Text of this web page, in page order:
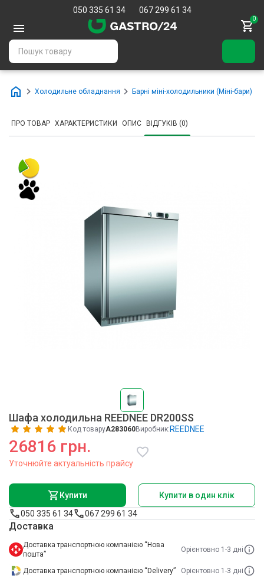
050 335 61 34 067 299 61 34
0
Холодильне обладнання Барні міні-холодильники (Міні-бари)
ПРО ТОВАР ХАРАКТЕРИСТИКИ ОПИС ВІДГУКІВ (0)
Шафа холодильна REEDNEE DR200SS
Код товаруA283060Виробник:REEDNEE
26816 грн.
Уточнюйте актуальність прайсу
Купити
Купити в один клік
050 335 61 34
067 299 61 34
Доставка
Доставка транспортною компанією “Нова
пошта”
Орієнтовно 1-3 дні
Доставка транспортною компанією “Delivery” Орієнтовно 1-3 дні